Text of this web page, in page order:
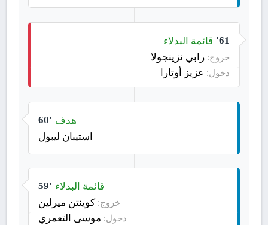
61' قائمة البدلاء
خروج: رابي نزينجولا
دخول: عزيز أوتارا
60' هدف
استيبان ليبول
59' قائمة البدلاء
خروج: كوينتن ميرلين
دخول: موسى التعمري